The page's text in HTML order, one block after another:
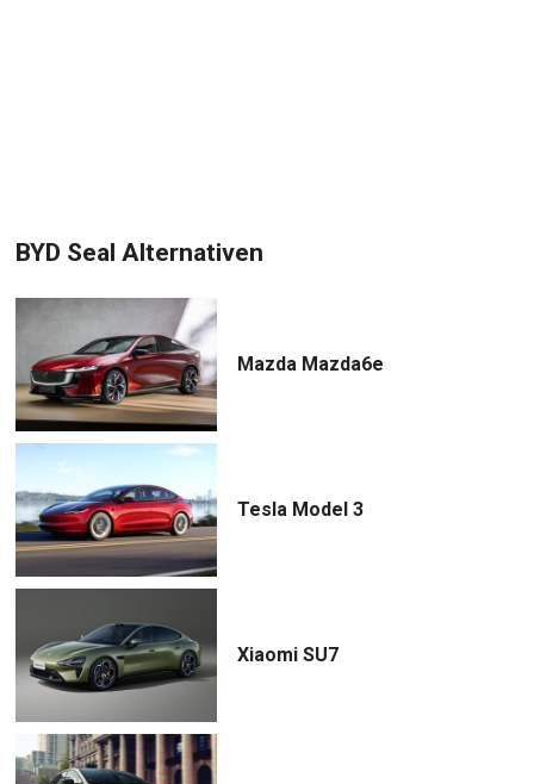
BYD Seal Alternativen
Mazda Mazda6e
Tesla Model 3
Xiaomi SU7